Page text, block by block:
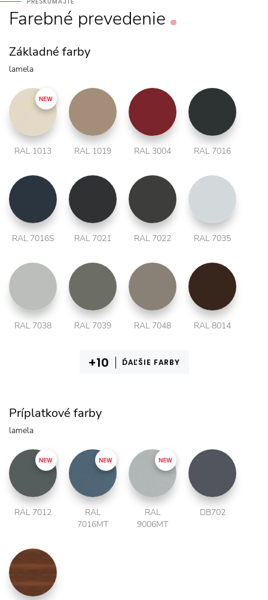
Farebné prevedenie
Základné farby
lamela
RAL 1013 RAL 1019 RAL 3004 RAL 7016
RAL 7016S RAL 7021 RAL 7022 RAL 7035
RAL 7038 RAL 7039 RAL 7048 RAL 8014
ĎAĽŠIE FARBY
Príplatkové farby
lamela
RAL 7012
RAL
7016MT
RAL
9006MT
DB702